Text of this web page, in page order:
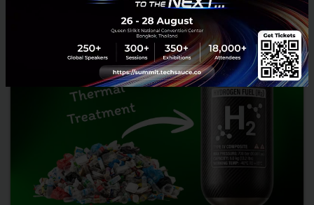
RELATED ARTICLE